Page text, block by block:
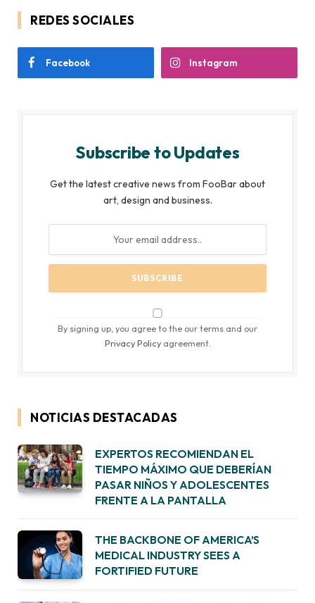
REDES SOCIALES
Facebook Instagram
Subscribe to Updates
Get the latest creative news from FooBar about
art, design and business.
By signing up, you agree to the our terms and our
Privacy Policyagreement.
NOTICIAS DESTACADAS
EXPERTOS RECOMIENDAN EL
TIEMPO MÁXIMO QUE DEBERÍAN
PASAR NIÑOS Y ADOLESCENTES
FRENTE A LA PANTALLA
THE BACKBONE OF AMERICA’S
MEDICAL INDUSTRY SEES A
FORTIFIED FUTURE